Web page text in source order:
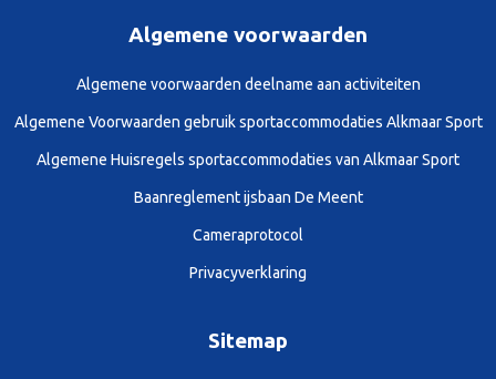
Algemene voorwaarden
Algemene voorwaarden deelname aan activiteiten
Algemene Voorwaarden gebruik sportaccommodaties Alkmaar Sport
Algemene Huisregels sportaccommodaties van Alkmaar Sport
Baanreglement ijsbaan De Meent
Cameraprotocol
Privacyverklaring
Sitemap